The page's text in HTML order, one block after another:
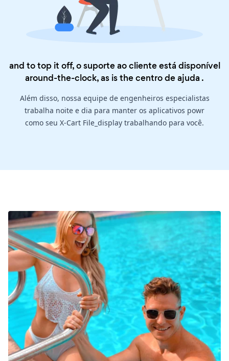
and to top it off, o suporte ao cliente está disponível
around-the-clock, as is thecentro de ajuda .
Além disso, nossa equipe de engenheiros especialistas
trabalha noite e dia para manter os aplicativos powr
como seu X-Cart File_display trabalhando para você.